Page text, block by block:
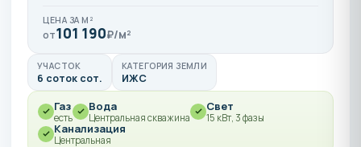
ЦЕНА ЗА М²
от101 190₽/м²
УЧАСТОК
6 соток сот.
КАТЕГОРИЯ ЗЕМЛИ
ИЖС
Газ
есть
Вода
Центральная скважина
Свет
15 кВт, 3 фазы
Канализация
Центральная